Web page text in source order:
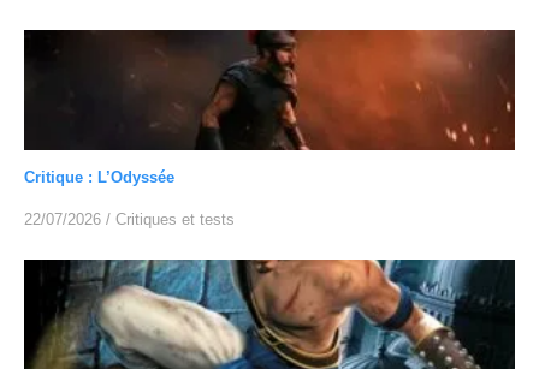
Critique : L’Odyssée
22/07/2026 / Critiques et tests